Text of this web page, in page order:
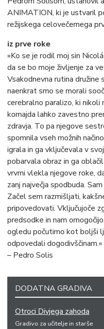
ANIMATION, ki je ustvaril
režijskega celovečernega
iz prve roke
»Ko se je rodil moj sin
da se bo moje življenje za
Vsakodnevna rutina družine
naenkrat smo se morali
cerebralno paralizo, ki
komajda lahko zavestno
zdravja. To pa njegove
spomnila vseh možnih
igrala in ga vključevala v
pobarvala obraz in ga
vrvmi vlekla njegove roke,
zanj največja spodbuda.
Začel sem razmišljati,
pripovedovati. Vključujoče
predsodke in nam
ogledu počutimo kot boljši
odpovedali dogodivščinam.«
– Pedro Solis
DODATNA GRADIVA
Otroci Divjega zahoda
Gradivo za učitelje in starše